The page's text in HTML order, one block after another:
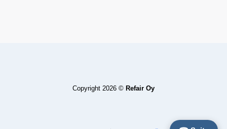
Copyright 2026 © Refair Oy